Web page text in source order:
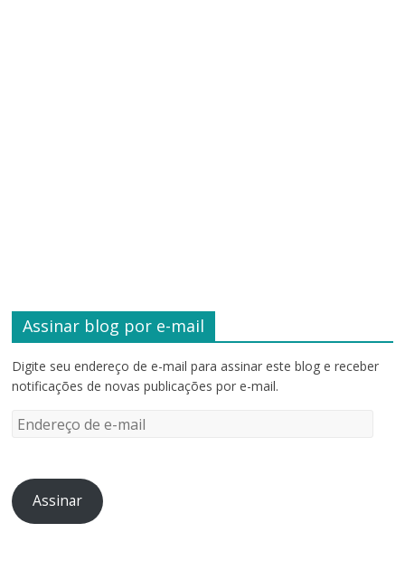
Assinar blog por e-mail
Digite seu endereço de e-mail para assinar este blog e receber
notificações de novas publicações por e-mail.
Endereço
mail
Assinar